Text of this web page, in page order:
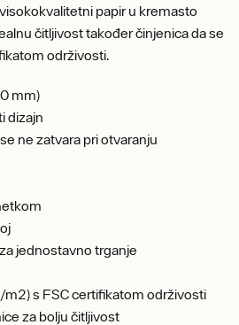
papir u kremasto
čitljivost također činjenica da se
održivosti.
mm)
dizajn
ne zatvara pri otvaranju
jednostavno trganje
m2) s FSC certifikatom održivosti
za bolju čitljivost